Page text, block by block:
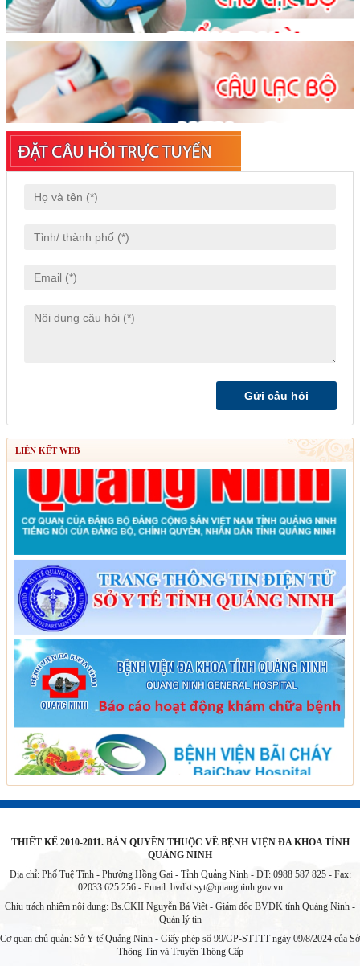
LIÊN KẾT WEB
THIẾT KẾ 2010-2011. BẢN QUYỀN THUỘC VỀ BỆNH VIỆN ĐA KHOA TỈNH
QUẢNG NINH
Địa chỉ: Phố Tuệ Tĩnh - Phường Hồng Gai - Tỉnh Quảng Ninh - ĐT: 0988 587 825 - Fax:
02033 625 256 - Email: bvdkt.syt@quangninh.gov.vn
Chịu trách nhiệm nội dung: Bs.CKII Nguyễn Bá Việt - Giám đốc BVĐK tỉnh Quảng Ninh -
Quản lý tin
Cơ quan chủ quản: Sở Y tế Quảng Ninh - Giấy phép số 99/GP-STTTT ngày 09/8/2024 của Sở
Thông Tin và Truyền Thông Cấp